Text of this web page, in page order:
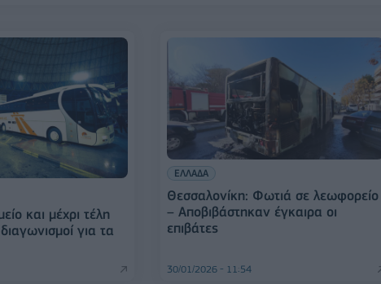
και μέχρι τέλη
για τα
ΕΛΛΑΔΑ
Θεσσαλονίκη: Φωτιά σε λεωφορείο
– Αποβιβάστηκαν έγκαιρα οι
επιβάτες
30/01/2026 - 11:54